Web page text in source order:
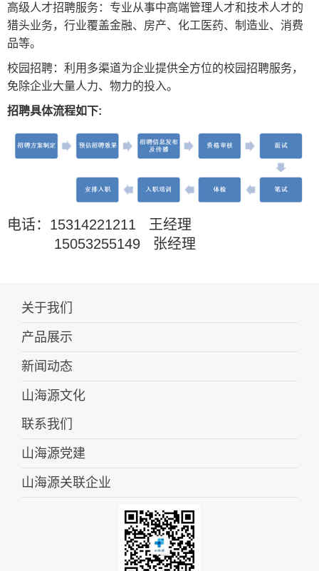
高级人才招聘服务：专业从事中高端管理人才和技术人才的
猎头业务，行业覆盖金融、房产、化工医药、制造业、消费
品等。
校园招聘：利用多渠道为企业提供全方位的校园招聘服务，
免除企业大量人力、物力的投入。
招聘具体流程如下:
电话：15314221211 王经理
15053255149 张经理
关于我们
产品展示
新闻动态
山海源文化
联系我们
山海源党建
山海源关联企业